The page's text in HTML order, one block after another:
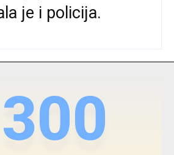
je i policija.